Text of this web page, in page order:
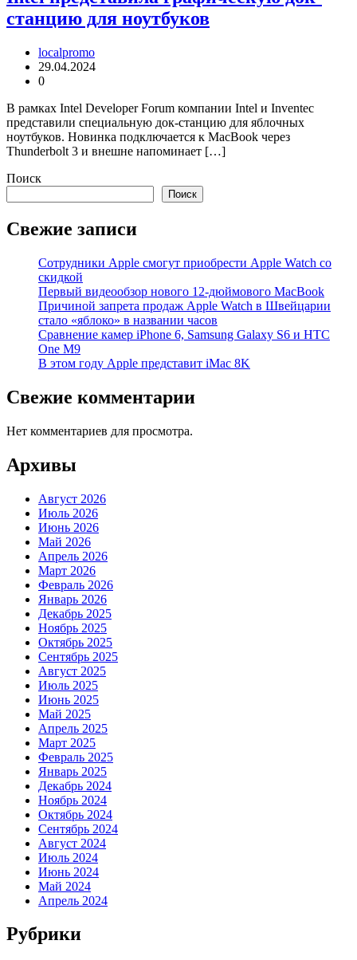
станцию для ноутбуков
localpromo
29.04.2024
0
В рамках Intel Developer Forum компании Intel и Inventec
представили специальную док-станцию для яблочных
ноутбуков. Новинка подключается к MacBook через
Thunderbolt 3 и внешне напоминает […]
Поиск
Поиск
Свежие записи
Сотрудники Apple смогут приобрести Apple Watch со
скидкой
Первый видеообзор нового 12-дюймового MacBook
Причиной запрета продаж Apple Watch в Швейцарии
стало «яблоко» в названии часов
Cравнение камер iPhone 6, Samsung Galaxy S6 и HTC
One M9
В этом году Apple представит iMac 8K
Свежие комментарии
Нет комментариев для просмотра.
Архивы
Август 2026
Июль 2026
Июнь 2026
Май 2026
Апрель 2026
Март 2026
Февраль 2026
Январь 2026
Декабрь 2025
Ноябрь 2025
Октябрь 2025
Сентябрь 2025
Август 2025
Июль 2025
Июнь 2025
Май 2025
Апрель 2025
Март 2025
Февраль 2025
Январь 2025
Декабрь 2024
Ноябрь 2024
Октябрь 2024
Сентябрь 2024
Август 2024
Июль 2024
Июнь 2024
Май 2024
Апрель 2024
Рубрики